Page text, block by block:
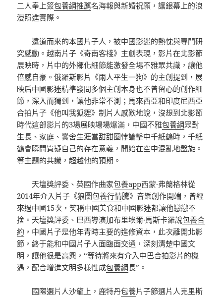
二人奉上簽包養網推薦名海報與新婚祝願，讓銀幕上的浪
漫照進實際。
遠道而來的本國片子人，被中國影迷的熱忱與專門研
究感動。越南片子《奇南客棧》主創表現，影片在北影節
展映時，片中的外鄉化細節能激發全場不雅眾共識，讓他
倍感自豪。俄羅斯影片《兩人平生一狗》的主創提到，展
映后中國影迷精準發問多個主創本身也不曾留心的創作細
節，深入而獨到，讓他非常不測；馬來西亞和印度尼西亞
合拍片子《他叫我狐貍》制片人感歎地說，沒想到北影節
時代這部影片的3場展映場場爆滿，中國不雅包養網眾對
生長、家庭、黌舍生涯當甜甜圈悖論擊中千紙鶴時，千紙
鶴會瞬間質疑自己的存在意義，開始在空中混亂地盤旋。
等主題的共識，超越他的預期。
天壇獎評委、英國作曲家包養app西蒙·弗蘭格林從
2014年介入片子《狼圖包養行情騰》音樂創作開端，曾經
來過中國15次，笑稱中國美食和中國影迷都讓他戀戀不
捨。天壇獎評委、巴西導演加布里埃爾·馬斯卡羅說包養合
約 ，中國片子是他年青時主要的進修資本，此次離開北影
節，終于能和中國片子人面臨面交通，深刻清楚中國文
明，讓他很是高興，“等待將來有介入中巴合拍影片的機
遇，配合增進文明多樣性成包養網長”。
國際選片人沙龍上，鹿特丹包養片子節選片人克里斯